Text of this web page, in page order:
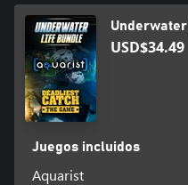
USD$34.49
Juegos incluidos
Aquarist